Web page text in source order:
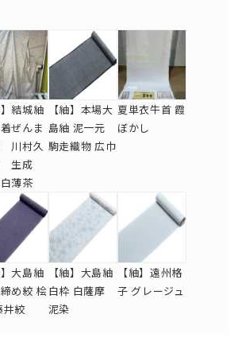
】結城紬
ぜんま
川村久
生成
薄茶
【紬】本場大
島紬 泥一元
駒走織物 広巾
夏単衣牛首 霞
ぼかし
】大島紬
め絞 桧
井絞
【紬】大島紬
白枠 白薩摩
泥染
【紬】遠州格
子 グレージュ